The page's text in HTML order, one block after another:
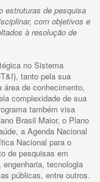
estruturas de pesquisa
com objetivos e
à resolução de
no Sistema
tanto pela sua
de conhecimento,
complexidade de sua
também visa
Brasil Maior, o Plano
a Agenda Nacional
Nacional para o
de pesquisas em
tecnologia
públicas, entre outros.